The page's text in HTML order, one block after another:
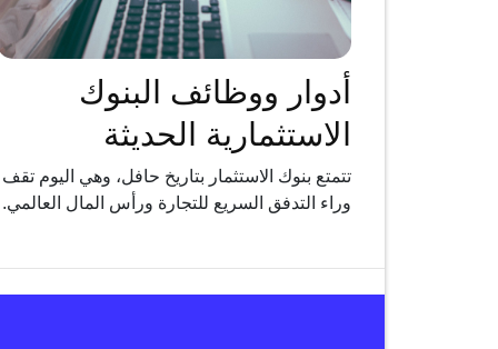
أدوار ووظائف البنوك
الاستثمارية الحديثة
تتمتع بنوك الاستثمار بتاريخ حافل، وهي اليوم تقف
وراء التدفق السريع للتجارة ورأس المال العالمي.